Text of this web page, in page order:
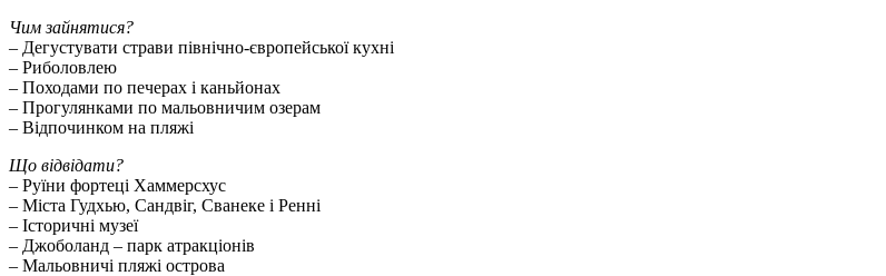
Чим зайнятися?
– Дегустувати страви північно-європейської кухні
– Риболовлею
– Походами по печерах і каньйонах
– Прогулянками по мальовничим озерам
– Відпочинком на пляжі
Що відвідати?
– Руїни фортеці Хаммерсхус
– Міста Гудхью, Сандвіг, Сванеке і Ренні
– Історичні музеї
– Джоболанд – парк атракціонів
– Мальовничі пляжі острова